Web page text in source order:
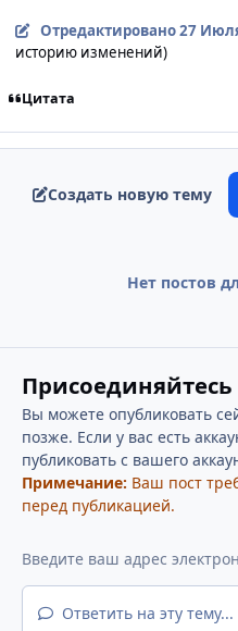
Отредактировано27
историю изменений)
Цитата
Создать новую тему
Нет постов
Вы можете опубликовать
позже. Если у вас есть
публиковать с вашего
Примечание: Ваш пост
перед публикацией.
Ответить на эту тему...